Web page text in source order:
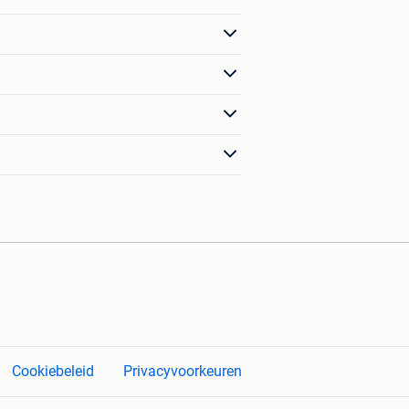
Cookiebeleid Privacyvoorkeuren